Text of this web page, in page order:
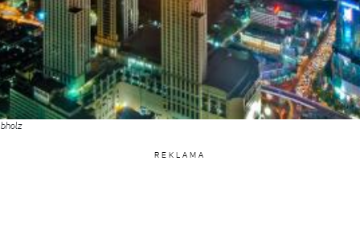
REKLAMA